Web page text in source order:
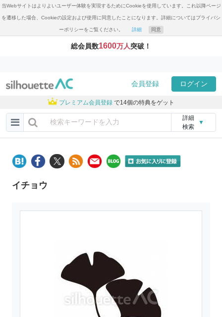
当Webサイトはよりよいユーザー体験を実現するためにCookieを使用しています。これ以降ページ
を遷移した場合、Cookieの設定および使用に同意したことになります。詳細についてはプライバシ
ーポリシーをご覧ください。 詳細 同意
総会員数1600万人突破！
会員登録 ログイン
プレミアム会員登録 で14個の特典をゲット
詳細
検索
▼
イチョウ